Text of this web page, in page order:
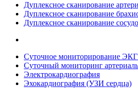
Дуплексное сканирование
Дуплексное сканирование
Дуплексное сканирование
Суточное мониторирование
Суточный мониторинг
Электрокардиография
Эхокардиография (УЗИ сердца)